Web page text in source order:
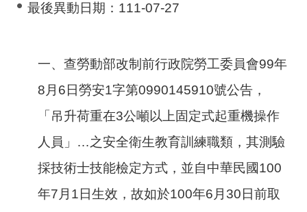
最後異動日期： 111-07-27
一、 查勞動部改制前行政院勞工委員會99年
8 月 6 日勞安1字第0990145910號公告，
「吊升荷重在3公噸以上固定式起重機操作
人員」…之安全衛生教育訓練職類，其測驗
採技術士技能檢定方式，並自中華民國100
年7 月 1 日生效，故如於100年6 月 30 日前取